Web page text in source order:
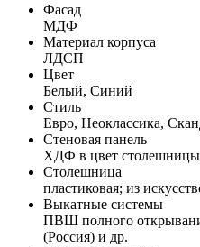
Фасад
МДФ
Материал корпуса
ЛДСП
Цвет
Белый, Синий
Стиль
Евро, Неоклассика,
Стеновая панель
ХДФ в цвет столешницы
Столешница
пластиковая; из
Выкатные системы
ПВШ полного
(Россия) и др.